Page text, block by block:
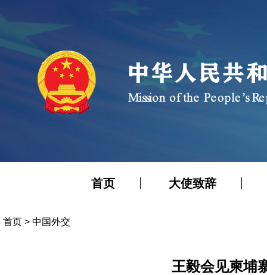
首页 大使致辞
首页 > 中国外交
王毅会见柬埔